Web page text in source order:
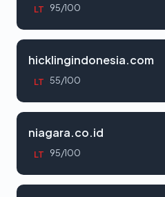
LT 95/100
hicklingindonesia.com
LT 55/100
niagara.co.id
LT 95/100